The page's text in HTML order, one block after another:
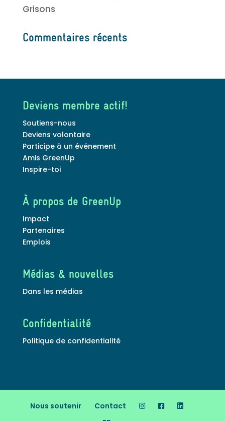
Grisons
Commentaires récents
Deviens membre actif!
Soutiens-nous
Deviens volontaire
Participe à un événement
Amis GreenUp
Inspire-toi
À propos de GreenUp
Impact
Partenaires
Emplois
Médias & nouvelles
Dans les médias
Confidentialité
Politique de confidentialité
Nous soutenir
Contact